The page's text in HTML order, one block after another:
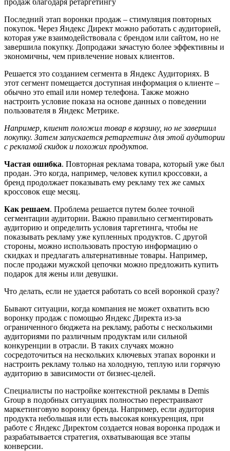
Последний этап воронки продаж – стимуляция повторных
покупок. Через Яндекс Директ можно работать с аудиторией,
которая уже взаимодействовала с брендом или сайтом, но не
завершила покупку. Допродажи зачастую более эффективны и
экономичны, чем привлечение новых клиентов.
Решается это созданием сегмента в Яндекс Аудиториях. В
этот сегмент помещается доступная информация о клиенте –
обычно это email или номер телефона. Также можно
настроить условие показа на основе данных о поведении
пользователя в Яндекс Метрике.
Например, клиент положил товар в корзину, но не завершил
покупку. Затем запускается ретаргетинг для этой аудитории
с рекламой скидок и похожих продуктов.
Частая ошибка. Повторная реклама товара, который уже был
продан. Это когда, например, человек купил кроссовки, а
бренд продолжает показывать ему рекламу тех же самых
кроссовок еще месяц.
Как решаем. Проблема решается путем более точной
сегментации аудитории. Важно правильно сегментировать
аудиторию и определить условия таргетинга, чтобы не
показывать рекламу уже купленных продуктов. С другой
стороны, можно использовать простую информацию о
скидках и предлагать альтернативные товары. Например,
после продажи мужской цепочки можно предложить купить
подарок для жены или девушки.
Что делать, если не удается работать со всей воронкой сразу?
Бывают ситуации, когда компания не может охватить всю
воронку продаж с помощью Яндекс Директа из-за
ограниченного бюджета на рекламу, работы с несколькими
аудиториями по различным продуктам или сильной
конкуренции в отрасли. В таких случаях можно
сосредоточиться на нескольких ключевых этапах воронки и
настроить рекламу только на холодную, теплую или горячую
аудиторию в зависимости от бизнес-целей.
Специалисты по настройке контекстной рекламы в Demis
Group в подобных ситуациях полностью перестраивают
маркетинговую воронку бренда. Например, если аудитория
продукта небольшая или есть высокая конкуренция, при
работе с Яндекс Директом создается новая воронка продаж и
разрабатывается стратегия, охватывающая все этапы
конверсии.